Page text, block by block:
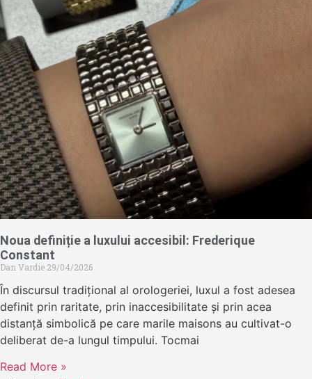
Noua definiție a luxului accesibil: Frederique
Constant
Dan Vardie 29/04/2026
În discursul tradițional al orologeriei, luxul a fost adesea
definit prin raritate, prin inaccesibilitate și prin acea
distanță simbolică pe care marile maisons au cultivat-o
deliberat de-a lungul timpului. Tocmai
Read More »